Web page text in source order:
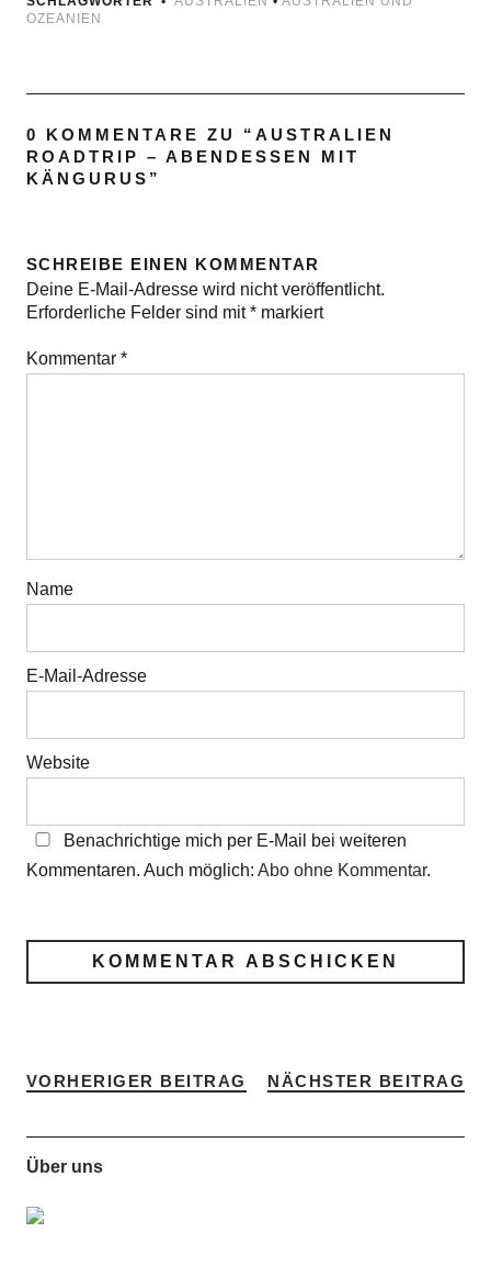
OZEANIEN
0 KOMMENTARE ZU “ AUSTRALIEN
ROADTRIP – ABENDESSEN MIT
KÄNGURUS ”
SCHREIBE EINEN KOMMENTAR
Deine E-Mail-Adresse wird nicht veröffentlicht.
Erforderliche Felder sind mit*markiert
Kommentar *
Name
E-Mail-Adresse
Website
Benachrichtige mich per E-Mail bei weiteren
Kommentaren. Auch möglich: Abo ohne Kommentar.
VORHERIGER BEITRAG NÄCHSTER BEITRAG
Über uns